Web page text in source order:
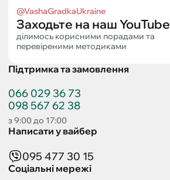
@VashaGradkaUkraine
Заходьте на наш YouTube
ділимось корисними порадами та
перевіреними методиками
Підтримка та замовлення
066 029 36 73
098 567 62 38
з 9:00 до 17:00
Написати у вайбер
095 477 30 15
Соціальні мережі